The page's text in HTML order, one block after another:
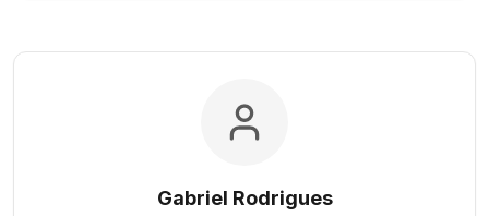
Gabriel Rodrigues